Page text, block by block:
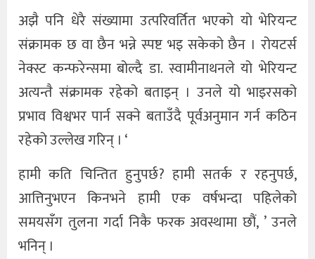
अझै पनि धेरै संख्यामा उत्परिवर्तित भएको याे भेरियन्ट
संक्रामक छ वा छैन भन्ने स्पष्ट भइ सकेकाे छैन । रोयटर्स
नेक्स्ट कन्फरेन्समा बोल्दै डा. स्वामीनाथनले यो भेरियन्ट
अत्यन्तै संक्रामक रहेको बताइन् । उनले यो भाइरसको
प्रभाव विश्वभर पार्न सक्ने बताउँदै पूर्वअनुमान गर्न कठिन
रहेको उल्लेख गरिन् । ‘
हामी कति चिन्तित हुनुपर्छ? हामी सतर्क र रहनुपर्छ,
आत्तिनुभएन किनभने हामी एक वर्षभन्दा पहिलेको
समयसँग तुलना गर्दा निकै फरक अवस्थामा छौं, ’ उनले
भनिन् ।